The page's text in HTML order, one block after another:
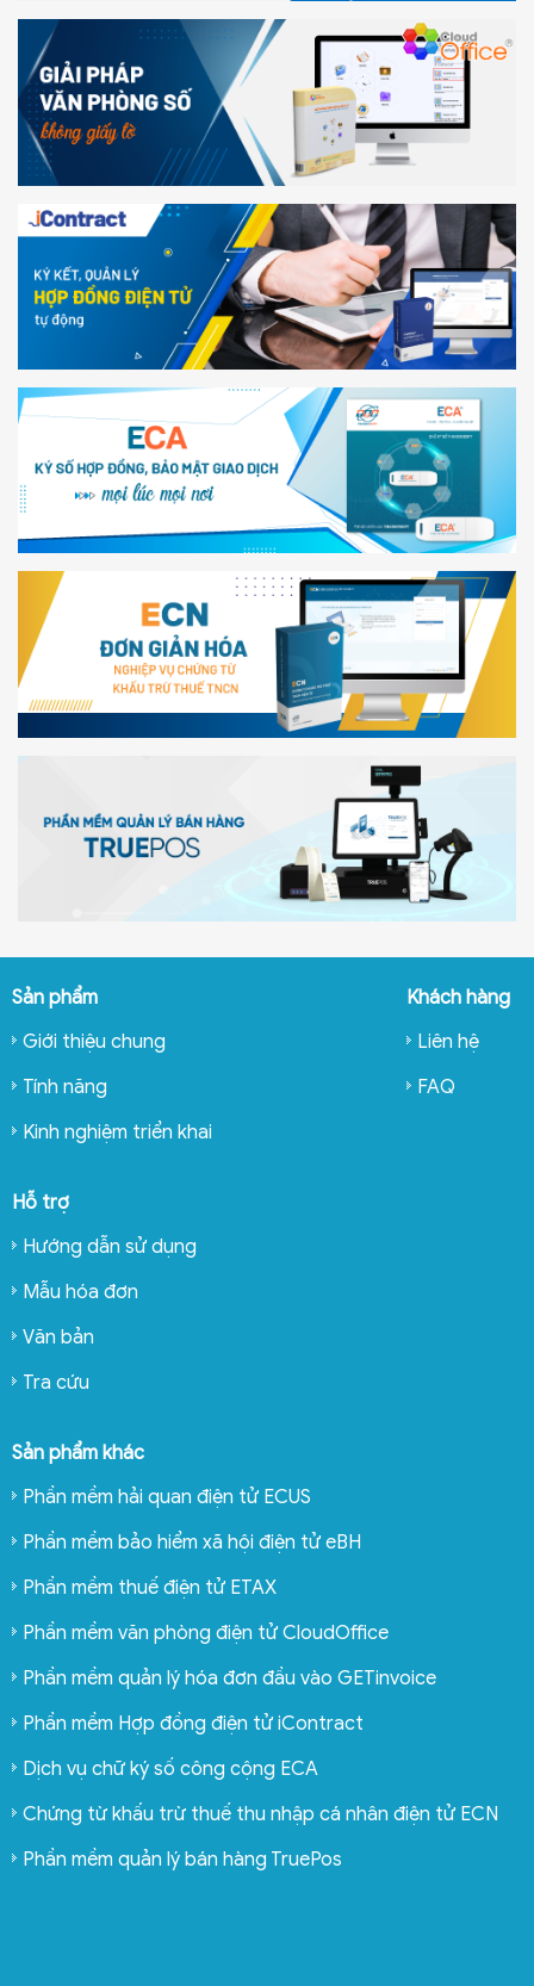
Sản phẩm
Giới thiệu chung
Tính năng
Kinh nghiệm triển khai
Khách hàng
Liên hệ
FAQ
Hỗ trợ
Hướng dẫn sử dụng
Mẫu hóa đơn
Văn bản
Tra cứu
Sản phẩm khác
Phần mềm hải quan điện tử ECUS
Phần mềm bảo hiểm xã hội điện tử eBH
Phần mềm thuế điện tử ETAX
Phần mềm văn phòng điện tử CloudOffice
Phần mềm quản lý hóa đơn đầu vào GETinvoice
Phần mềm Hợp đồng điện tử iContract
Dịch vụ chữ ký số công cộng ECA
Chứng từ khấu trừ thuế thu nhập cá nhân điện tử ECN
Phần mềm quản lý bán hàng TruePos